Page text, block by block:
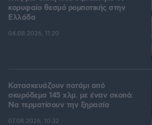
κορυφαίο θεσμό ρομποτικής στην
Ελλάδα
04.08.2026, 11:20
Κατασκευάζουν ποτάμι από
σκυρόδεμα 145 χλμ. με έναν σκοπό:
Να τερματίσουν την ξηρασία
07.08.2026, 10:32